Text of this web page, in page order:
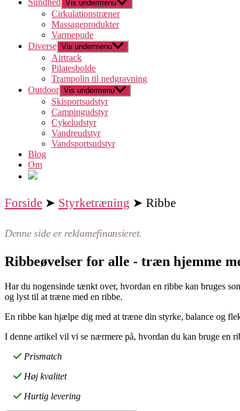
Sundhed Vis undermenu
Cirkulationstræner
Massageprodukter
Varmepude
Diverse Vis undermenu
Airtrack
Pilatesbolde
Trampolin til nedgravning
Outdoor Vis undermenu
Skisportsudstyr
Campingudstyr
Cykeludstyr
Vandreudstyr
Vandsportsudstyr
Blog
Om
Forside ➤ Styrketræning ➤ Ribbe
Denne side er reklamefinansieret.
Ribbeøvelser for alle - træn hjemme
Har du nogensinde tænkt over, hvordan en ribbe kan bruges
og lyst til at træne med en ribbe.
En ribbe kan hjælpe dig med at træne din styrke, balance og
I denne artikel vil vi se nærmere på, hvordan du kan bruge en
Prismatch
Høj kvalitet
Hurtig levering